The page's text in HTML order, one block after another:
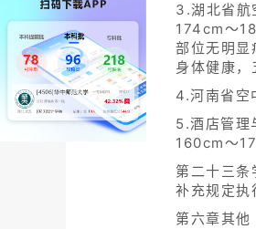
3.湖北省航
174cm～
部位无明显
身体健康
4.河南省空
5.酒店管理
160cm～
第二十三
补充规定执
第六章其他